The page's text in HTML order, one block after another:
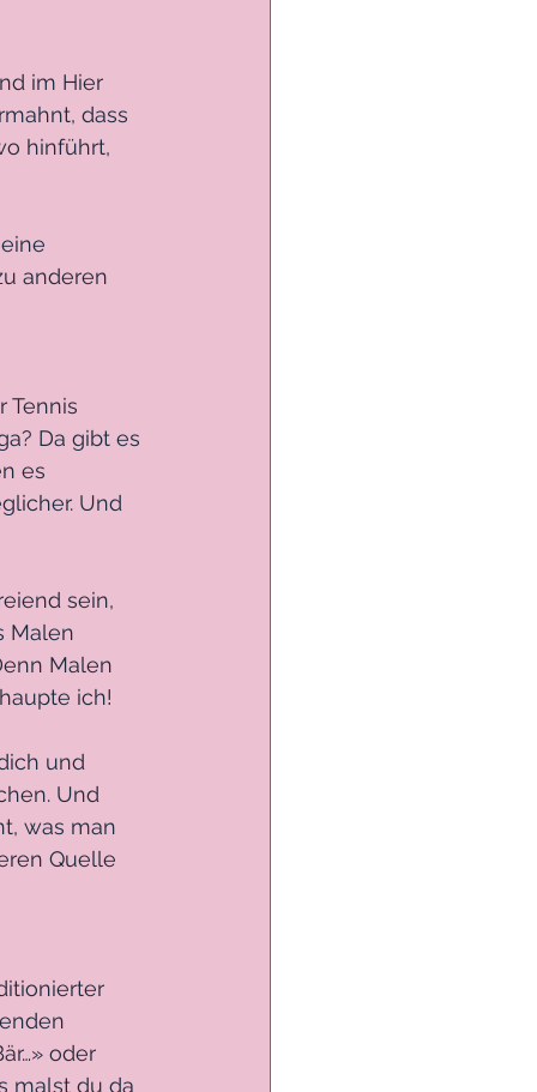
im Hier
dass
hinführt,
anderen
Tennis
Da gibt es
es
Und
sein,
Malen
Malen
ich!
und
Und
was man
Quelle
oder
malst du da